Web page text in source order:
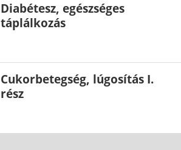
Diabétesz, egészséges
táplálkozás
Cukorbetegség, lúgosítás I.
rész